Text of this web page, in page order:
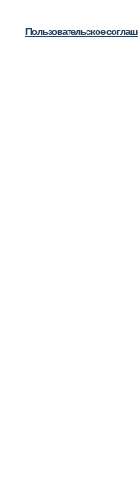
Пользовательское